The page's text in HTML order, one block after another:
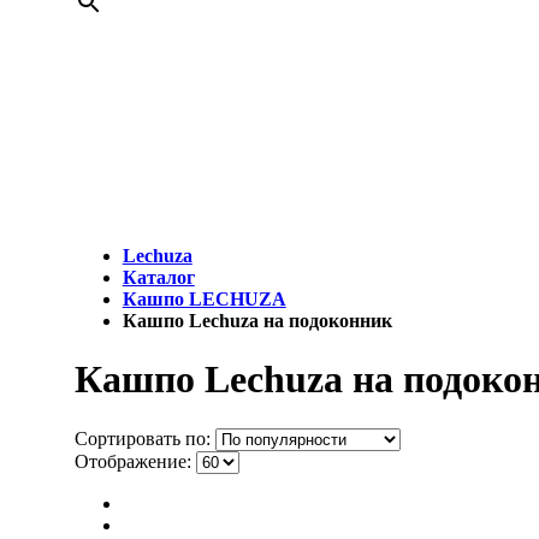
Lechuza
Каталог
Кашпо LECHUZA
Кашпо Lechuza на подоконник
Кашпо Lechuza на
Сортировать по:
Отображение: